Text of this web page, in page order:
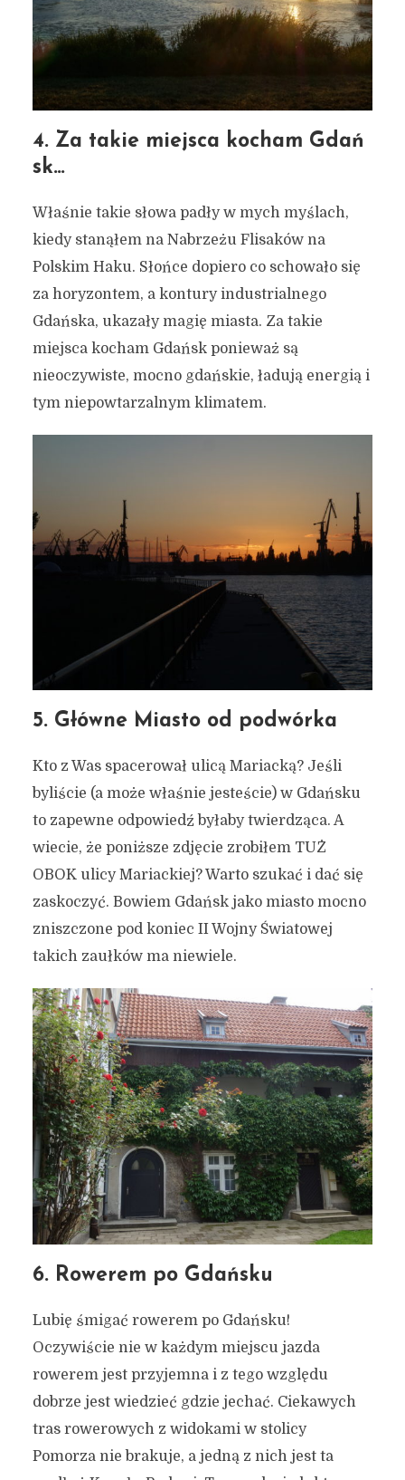
Mój czerwiec w Gdańsku –
7 znanych/nieznanych
miejsc, które warto
zobaczyć – miejskie
inspiracje #97
4. Za takie miejsca kocham Gdań
sk…
Właśnie takie słowa padły w mych myślach,
kiedy stanąłem na Nabrzeżu Flisaków na
Polskim Haku. Słońce dopiero co schowało się
za horyzontem, a kontury industrialnego
Gdańska, ukazały magię miasta. Za takie
miejsca kocham Gdańsk ponieważ są
nieoczywiste, mocno gdańskie, ładują energią i
tym niepowtarzalnym klimatem.
5. Główne Miasto od podwórka
Kto z Was spacerował ulicą Mariacką? Jeśli
byliście (a może właśnie jesteście) w Gdańsku
to zapewne odpowiedź byłaby twierdząca. A
wiecie, że poniższe zdjęcie zrobiłem TUŻ
OBOK ulicy Mariackiej? Warto szukać i dać się
zaskoczyć. Bowiem Gdańsk jako miasto mocno
zniszczone pod koniec II Wojny Światowej
takich zaułków ma niewiele.
6. Rowerem po Gdańsku
Lubię śmigać rowerem po Gdańsku!
Oczywiście nie w każdym miejscu jazda
rowerem jest przyjemna i z tego względu
dobrze jest wiedzieć gdzie jechać. Ciekawych
tras rowerowych z widokami w stolicy
Pomorza nie brakuje, a jedną z nich jest ta